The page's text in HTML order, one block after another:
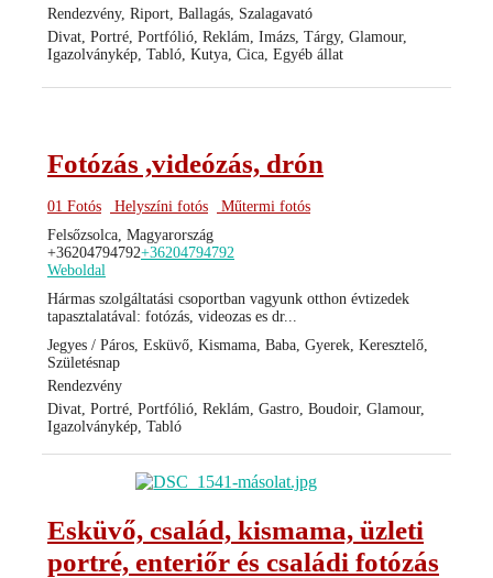
Rendezvény, Riport, Ballagás, Szalagavató
Divat, Portré, Portfólió, Reklám, Imázs, Tárgy, Glamour,
Igazolványkép, Tabló, Kutya, Cica, Egyéb állat
Fotózás ,videózás, drón
01 Fotós Helyszíni fotós
Műtermi fotós
Felsőzsolca, Magyarország
+36204794792+36204794792
Weboldal
Hármas szolgáltatási csoportban vagyunk otthon évtizedek
tapasztalatával: fotózás, videozas es dr...
Jegyes / Páros, Esküvő, Kismama, Baba, Gyerek, Keresztelő,
Születésnap
Rendezvény
Divat, Portré, Portfólió, Reklám, Gastro, Boudoir, Glamour,
Igazolványkép, Tabló
Esküvő, család, kismama, üzleti
portré, enteriőr és családi fotózás